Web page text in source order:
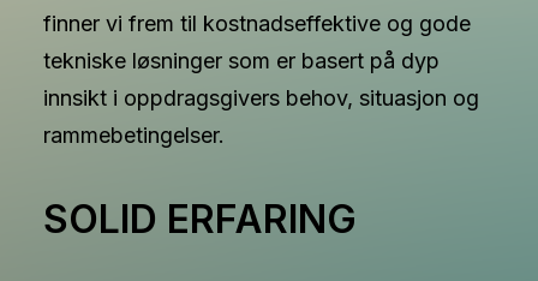
finner vi frem til kostnadseffektive og gode
tekniske løsninger som er basert på dyp
innsikt i oppdragsgivers behov, situasjon og
rammebetingelser.
SOLID ERFARING